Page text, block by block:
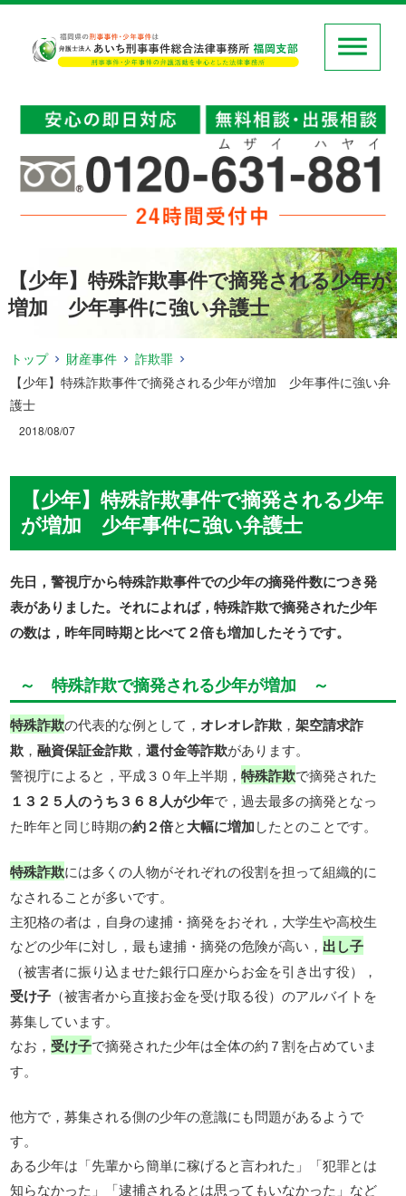
【少年】特殊詐欺事件で摘発される少年が
増加 少年事件に強い弁護士
トップ 財産事件
詐欺罪
【少年】特殊詐欺事件で摘発される少年が増加 少年事件に強い弁
護士
2018/08/07
【少年】特殊詐欺事件で摘発される少年
が増加 少年事件に強い弁護士
先日，警視庁から特殊詐欺事件での少年の摘発件数につき発
表がありました。それによれば，特殊詐欺で摘発された少年
の数は，昨年同時期と比べて２倍も増加したそうです。
～ 特殊詐欺で摘発される少年が増加 ～
特殊詐欺の代表的な例として，オレオレ詐欺 ，架空請求詐
欺 ，融資保証金詐欺 ，還付金等詐欺があります。
警視庁によると，平成３０年上半期，特殊詐欺で摘発された
１３２５人のうち３６８人が少年で，過去最多の摘発となっ
た昨年と同じ時期の約２倍と大幅に増加したとのことです。
特殊詐欺には多くの人物がそれぞれの役割を担って組織的に
なされることが多いです。
主犯格の者は，自身の逮捕・摘発をおそれ，大学生や高校生
などの少年に対し，最も逮捕・摘発の危険が高い， 出し子
（被害者に振り込ませた銀行口座からお金を引き出す役），
受け子 （被害者から直接お金を受け取る役）のアルバイトを
募集しています。
なお， 受け子で摘発された少年は全体の約７割を占めていま
す。
他方で，募集される側の少年の意識にも問題があるようで
す。
ある少年は「先輩から簡単に稼げると言われた」「犯罪とは
知らなかった」「逮捕されるとは思ってもいなかった」など